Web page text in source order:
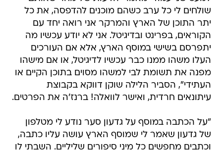
שולחים לי כל ערב כשהם מוכנים להדפסה, את כל
יתר התוכן של הארץ והמרקר אני רואה יחד עם
הקוראים, בפרינט ובדיגיטל. אני לא יודע עכשיו מה
יתפרסם בשישי במוסף הארץ, אלא אם העורכים
העלו משהו ממנו כבר עכשיו לדיגיטל, או אם מישהו
מפנה את תשומת לבי למשהו מסוים בתוכן הקיים או
העתידי", הסביר הלילה שוקן דווקא בקבוצת
עיתונאים חרדית, ואישר לוואלה! ברנז'ה את הפרטים.
"על הכתבה במוסף על גדעון סער נודע לי מטלפון
של גדעון שאמר לי שמוסף הארץ עושה עליו כתבה,
וכתבים מחפשים כל מיני סיפורים שליליים. השבתי לו